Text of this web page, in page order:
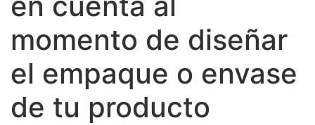
momento de diseñar
el empaque o envase
de tu producto